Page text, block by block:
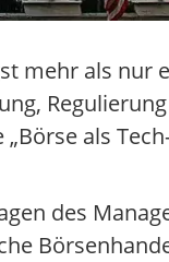
mehr als nur
als
des